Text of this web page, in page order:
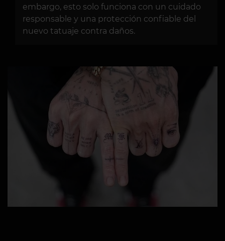
embargo, esto solo funciona con un cuidado
responsable y una protección confiable del
nuevo tatuaje contra daños.